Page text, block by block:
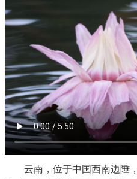
云南，位于中国西南边陲，